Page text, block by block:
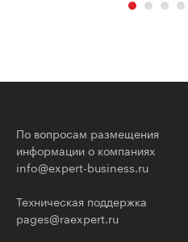
По вопросам размещения
информации о компаниях
info@expert-business.ru
Техническая поддержка
pages@raexpert.ru